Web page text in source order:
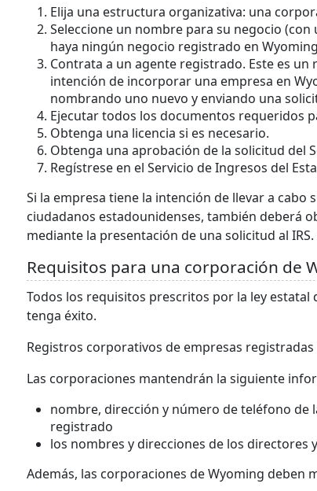
Elija una estructura organizativa: una
Seleccione un nombre para su negocio
haya ningún negocio registrado en
Contrata a un agente registrado. Este es
intención de incorporar una empresa en
nombrando uno nuevo y enviando una
Ejecutar todos los documentos requeridos
Obtenga una licencia si es necesario.
Obtenga una aprobación de la solicitud del
Regístrese en el Servicio de Ingresos del
Si la empresa tiene la intención de llevar a cabo
ciudadanos estadounidenses, también deberá
mediante la presentación de una solicitud al
Requisitos para una corporación de
Todos los requisitos prescritos por la ley
tenga éxito.
Registros corporativos de empresas
Las corporaciones mantendrán la siguiente
nombre, dirección y número de teléfono de
registrado
los nombres y direcciones de los directores
Además, las corporaciones de Wyoming deben